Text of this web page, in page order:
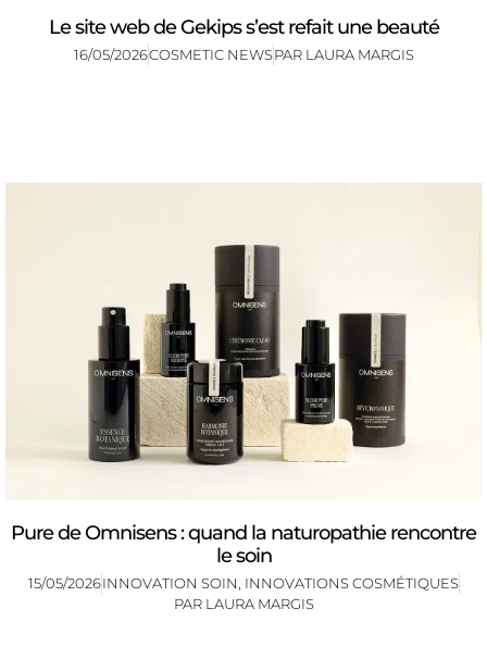
Le site web de Gekips s’est refait une beauté
16/05/2026COSMETIC NEWSPAR LAURA MARGIS
Pure de Omnisens : quand la naturopathie rencontre
le soin
15/05/2026INNOVATION SOIN INNOVATIONS COSMÉTIQUES
PAR LAURA MARGIS